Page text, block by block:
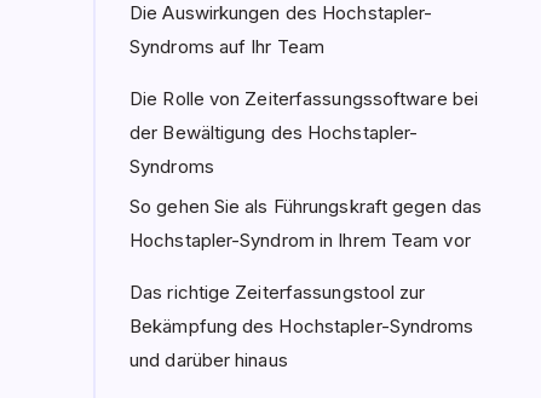
Die Auswirkungen des Hochstapler-
Syndroms auf Ihr Team
Die Rolle von Zeiterfassungssoftware bei
der Bewältigung des Hochstapler-
Syndroms
So gehen Sie als Führungskraft gegen das
Hochstapler-Syndrom in Ihrem Team vor
Das richtige Zeiterfassungstool zur
Bekämpfung des Hochstapler-Syndroms
und darüber hinaus